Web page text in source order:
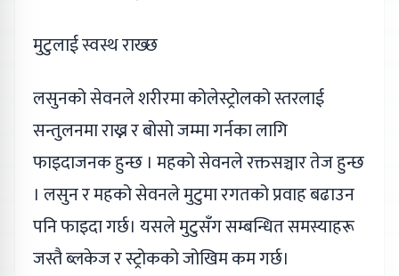
मुटुलाई स्वस्थ राख्छ
लसुनको सेवनले शरीरमा कोलेस्ट्रोलको स्तरलाई
सन्तुलनमा राख्न र बोसो जम्मा गर्नका लागि
फाइदाजनक हुन्छ । महको सेवनले रक्तसञ्चार तेज हुन्छ
। लसुन र महको सेवनले मुटुमा रगतको प्रवाह बढाउन
पनि फाइदा गर्छ। यसले मुटुसँग सम्बन्धित समस्याहरू
जस्तै ब्लकेज र स्ट्रोकको जोखिम कम गर्छ।